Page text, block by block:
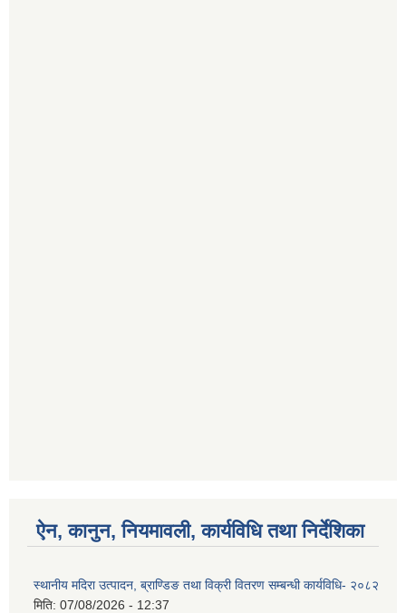
ऐन, कानुन, नियमावली, कार्यविधि तथा निर्देशिका
स्थानीय मदिरा उत्पादन, ब्राण्डिङ तथा विक्री वितरण सम्बन्धी कार्यविधि- २०८२
मिति: 07/08/2026 - 12:37